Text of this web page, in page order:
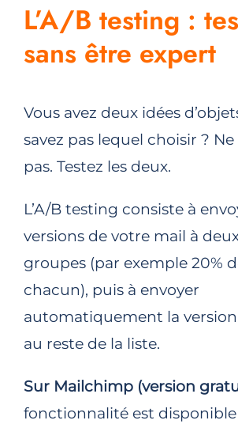
L’A/B testing :
sans être expert
Vous avez deux idées
savez pas lequel choisir ? Ne
pas. Testez les deux.
L’A/B testing consiste à
versions de votre mail à
groupes (par exemple 20%
chacun), puis à envoyer
automatiquement la
au reste de la liste.
Sur Mailchimp (version
fonctionnalité est disponible